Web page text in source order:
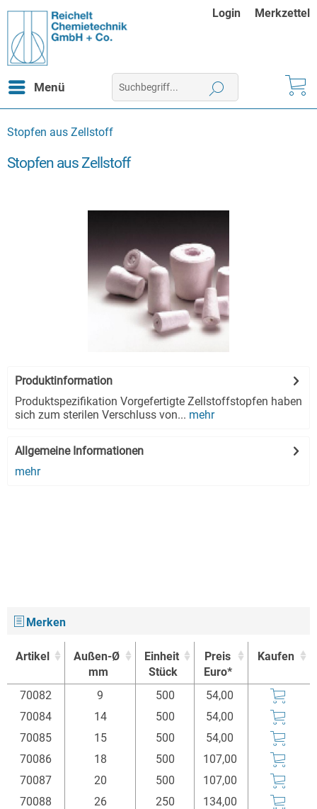
Login Merkzettel
Menü
Stopfen aus Zellstoff
Stopfen aus Zellstoff
Produktinformation
Produktspezifikation Vorgefertigte Zellstoffstopfen haben
sich zum sterilen Verschluss von... mehr
Allgemeine Informationen
mehr
Merken
Artikel
Außen-Ø
mm
Einheit
Stück
Preis
Euro*
Kaufen
Artikel
Außen-Ø
Einheit
Preis
Kaufen
70082 9 500
54,00
70084
14 500
54,00
70085
15 500
54,00
70086
18 500
107,00
70087
20 500
107,00
70088
26 250
134,00